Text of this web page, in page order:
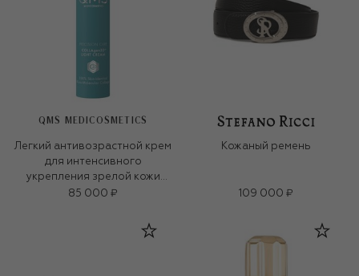
QMS MEDICOSMETICS
Легкий антивозрастной крем
для интенсивного
укрепления зрелой кожи
«3D-коллаген» (50ml)
85 000 ₽
Кожаный ремень
109 000 ₽